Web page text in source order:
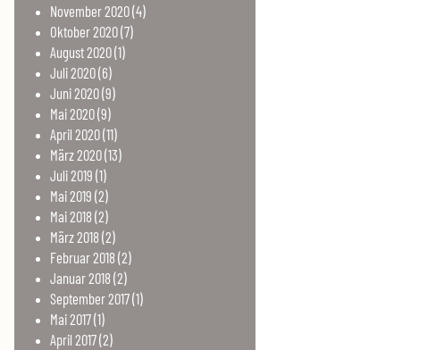
November2020(4)
Oktober2020(7)
August2020(1)
Juli2020(6)
Juni2020(9)
Mai2020(9)
April 2020(11)
März2020(13)
Juli2019 (1)
Mai2019 (2)
Mai2018 (2)
März2018 (2)
Februar2018 (2)
Januar2018 (2)
September2017(1)
Mai2017(1)
April 2017(2)